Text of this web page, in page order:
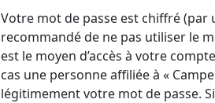
Votre mot de passe est chiffré (par
recommandé de ne pas utiliser le
est le moyen d’accès à votre
cas une personne affiliée à «
légitimement votre mot de passe.